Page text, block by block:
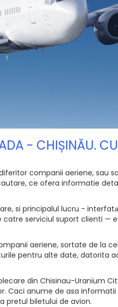
- CHIȘINĂU.
companii aeriene, sau
ce ofera informatie
si principalul lucru -
serviciul suport clienti —
aeriene, sortate de la
pentru alte date, datorita
din Chisinau-Uranium
Caci anume de asa
pretul biletului de avion.